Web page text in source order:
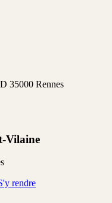
35000 Rennes
Vilaine
rendre